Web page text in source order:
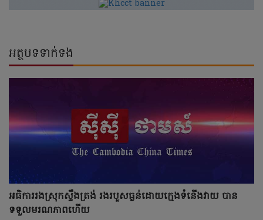
អត្ថបទទាក់ទង
អធិការរងស្រុកស្ទឹងត្រង់ រងរបួសធ្ងន់ដោយក្មេងទំនើងវាយ បាន
ទទួលមរណភាពហើយ